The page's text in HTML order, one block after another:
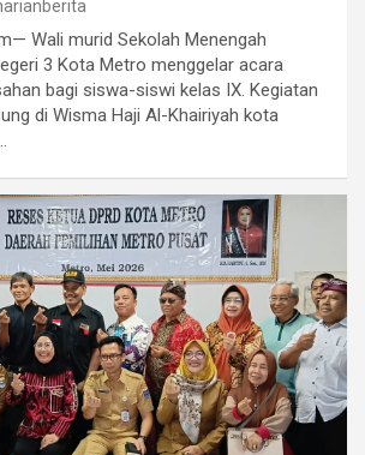
Wali murid Sekolah Menengah
3 Kota Metro menggelar acara
bagi siswa-siswi kelas IX. Kegiatan
di Wisma Haji Al-Khairiyah kota